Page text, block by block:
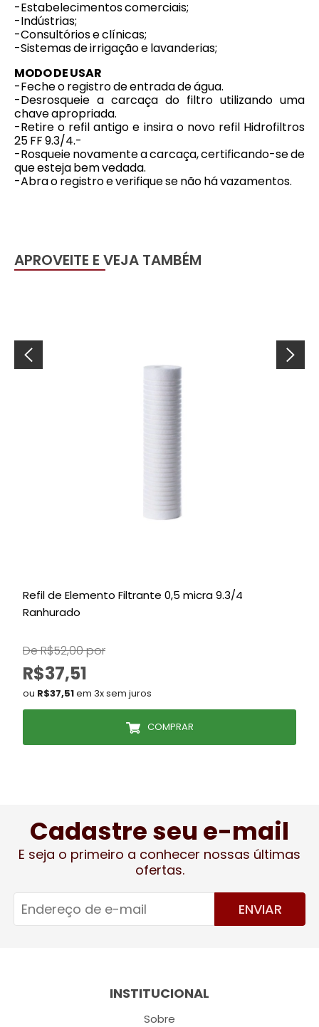
-Estabelecimentos comerciais;
-Indústrias;
-Consultórios e clínicas;
-Sistemas de irrigação e lavanderias;
MODO DE USAR
-Feche o registro de entrada de água.
-Desrosqueie a carcaça do filtro utilizando uma
chave apropriada.
-Retire o refil antigo e insira o novo refil Hidrofiltros
25 FF 9.3/4.-
-Rosqueie novamente a carcaça, certificando-se de
que esteja bem vedada.
-Abra o registro e verifique se não há vazamentos.
APROVEITE E VEJA TAMBÉM
Refil de Elemento Filtrante 0,5 micra 9.3/4
Ranhurado
De R$52,00 por
R$37,51
ou R$37,51em 3x sem juros
COMPRAR
Cadastre seu e-mail
E seja o primeiro a conhecer nossas últimas
ofertas.
ENVIAR
INSTITUCIONAL
Sobre